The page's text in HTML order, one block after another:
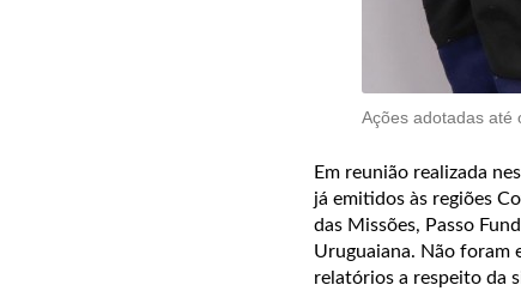
Ações adotadas até
Em reunião realizada
já emitidos às regiões
das Missões, Passo
Uruguaiana. Não foram
relatórios a respeito da